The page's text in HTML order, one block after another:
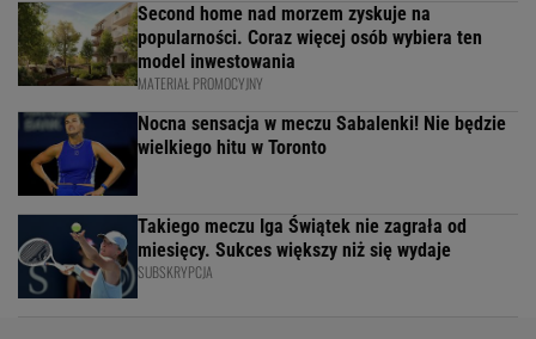
Second home nad morzem zyskuje na
popularności. Coraz więcej osób wybiera ten
model inwestowania
MATERIAŁ PROMOCYJNY
Nocna sensacja w meczu Sabalenki! Nie będzie
wielkiego hitu w Toronto
Takiego meczu Iga Świątek nie zagrała od
miesięcy. Sukces większy niż się wydaje
SUBSKRYPCJA